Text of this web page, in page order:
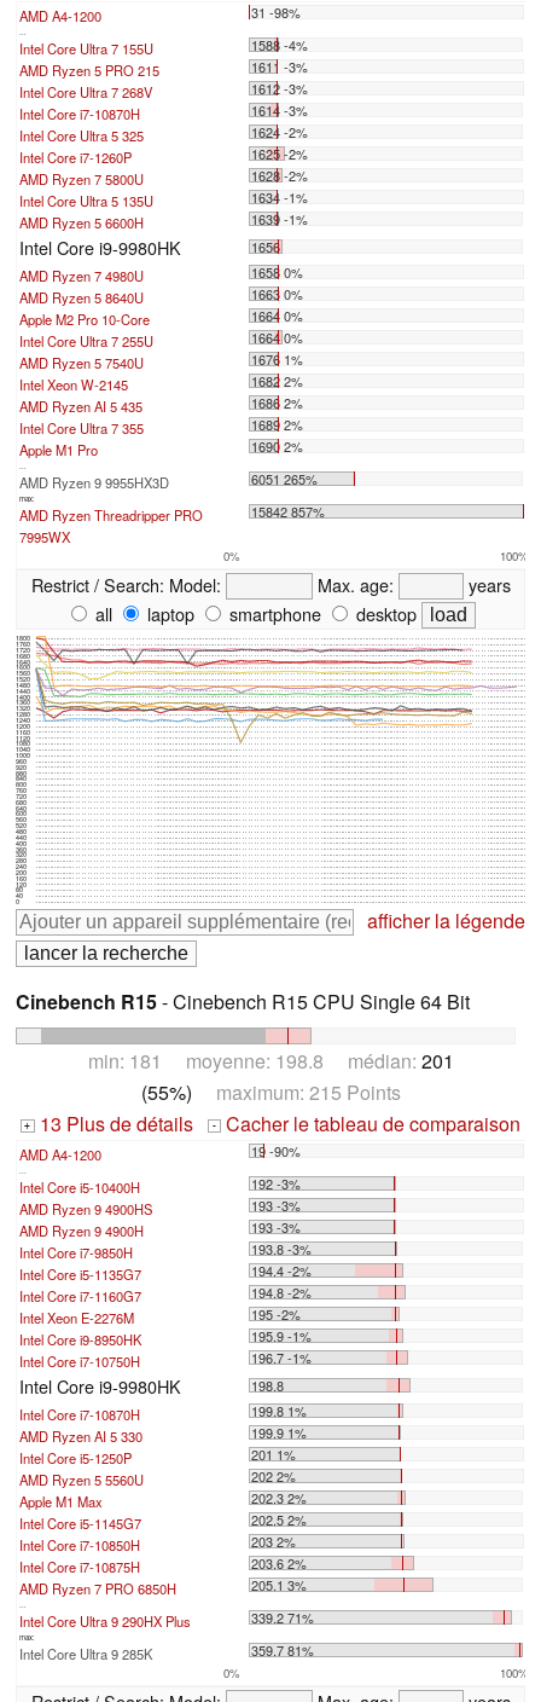
AMD A4-1200 31 -98%
...
Intel Core Ultra 7 155U
1588 -4%
AMD Ryzen 5 PRO 215
1611 -3%
Intel Core Ultra 7 268V
1612 -3%
Intel Core i7-10870H
1614 -3%
Intel Core Ultra 5 325
1624 -2%
Intel Core i7-1260P
1625 -2%
AMD Ryzen 7 5800U
1628 -2%
Intel Core Ultra 5 135U
1634 -1%
AMD Ryzen 5 6600H
1639 -1%
Intel Core i9-9980HK
1656
AMD Ryzen 7 4980U
1658 0%
AMD Ryzen 5 8640U
1663 0%
Apple M2 Pro 10-Core
1664 0%
Intel Core Ultra 7 255U
1664 0%
AMD Ryzen 5 7540U
1676 1%
Intel Xeon W-2145
1682 2%
AMD Ryzen AI 5 435
1686 2%
Intel Core Ultra 7 355
1689 2%
Apple M1 Pro
1690 2%
...
AMD Ryzen 9 9955HX3D 6051 265%
max:
AMD Ryzen Threadripper PRO
7995WX
15842 857%
0% 100%
Restrict / Search: Model: Max. age:
years
all
laptop smartphone desktop
0
40
80
120
160
200
240
280
320
360
400
440
480
520
560
600
640
680
720
760
800
840
880
920
960
1000
1040
1080
1120
1160
1200
1240
1280
1320
1360
1400
1440
1480
1520
1560
1600
1640
1680
1720
1760
1800
afficher la légende
Cinebench R15- Cinebench R15 CPU Single 64 Bit
min: 181 moyenne: 198.8 médian: 201
(55%) maximum: 215 Points
+ 13 Plus de détails - Cacher le tableau de comparaison
AMD A4-1200 19 -90%
Intel Core i5-10400H
192 -3%
AMD Ryzen 9 4900HS
193 -3%
AMD Ryzen 9 4900H
193 -3%
Intel Core i7-9850H
193.8 -3%
Intel Core i5-1135G7
194.4 -2%
Intel Core i7-1160G7
194.8 -2%
Intel Xeon E-2276M
195 -2%
Intel Core i9-8950HK
195.9 -1%
Intel Core i7-10750H
196.7 -1%
Intel Core i9-9980HK
198.8
Intel Core i7-10870H
199.8 1%
AMD Ryzen AI 5 330
199.9 1%
Intel Core i5-1250P
201 1%
AMD Ryzen 5 5560U
202 2%
Apple M1 Max
202.3 2%
Intel Core i5-1145G7
202.5 2%
Intel Core i7-10850H
203 2%
Intel Core i7-10875H
203.6 2%
AMD Ryzen 7 PRO 6850H
205.1 3%
Intel Core Ultra 9 290HX Plus 339.2 71%
max:
Intel Core Ultra 9 285K 359.7 81%
0% 100%